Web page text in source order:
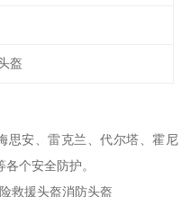
盔
思安、雷克兰、代尔塔、霍尼
个安全防护。
救援头盔消防头盔